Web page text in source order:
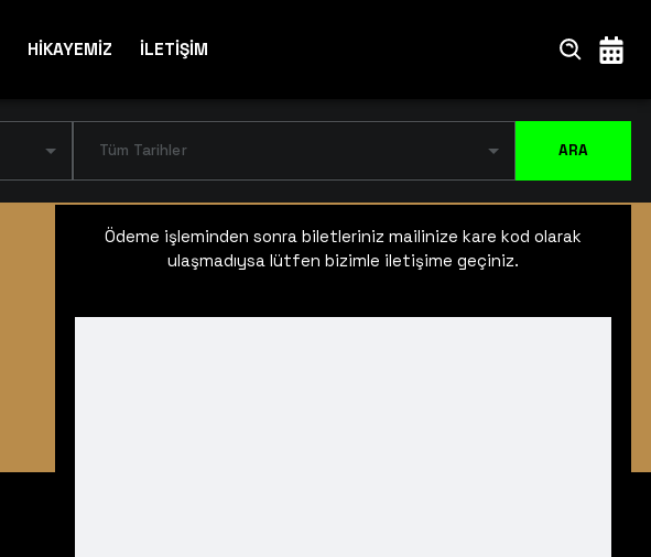
HİKAYEMİZ İLETİŞİM
Tüm Tarihler ARA
Ödeme işleminden sonra biletleriniz mailinize kare kod olarak
ulaşmadıysa lütfen bizimle iletişime geçiniz.